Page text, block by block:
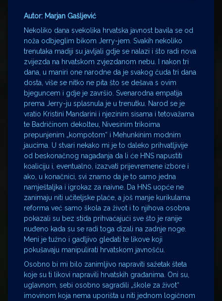
Autor: Marjan Gašljević
Nekoliko dana svekolika hrvatska javnost bavila se od
noža odbjeglim bikom Jerry-jem. Svakih nekoliko
trenutaka madiji su javljali gdje se nalazi i što radi nova
zvijezda na hrvatskom zvjezdanom nebu. I nakon tri
dana, u maniri one narodne da je svakog čuda tri dana
dosta, više se nitko ne pita što se dešava s ovim
bjeguncem i gdje je završio. Svenarodna empatija
prema Jerry-ju splasnula je u trenutku. Narod se je
vratio Kristini Mandarini i njezinim sisama i tetovažama
te Badričinom dekolteu, Nivesinim trikoima
prepunjenim „kompotom“ i Mehunkinim modnim
jaucima. U stvari nekako mi je to daleko prihvatljivije
od beskonačnog nagađanja da li će HNS napustiti
koaliciju i, eventualno, izazvati prijevremene izbore i
ako, u konačnici, svi znamo da je to samo jedna
namještaljka i igrokaz za naivne. Da HNS uopće ne
zanimaju niti učiteljske plaće, a još manje kurikularna
reforma već samo škola za život i to njihova osobna
pokazali su bez stida prihvaćajući sve što je ranije
nuđeno kada su se radi toga dizali na zadnje noge.
Meni je tužno i gadljivo gledati te likove koji
pokušavaju manipulirati hrvatskom javnošću.
Osobno bi mi bilo zanimljivo napraviti sažetak šteta
koje su ti likovi napravili hrvatskih građanima. Oni su,
uglavnom, sebi osobno sagradili „škole za život“
imovinom koja nema uporišta u niti jednom logičnom